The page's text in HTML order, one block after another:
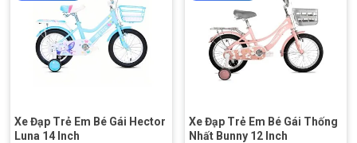
Xe Đạp Trẻ Em Bé Gái Hector
Luna 14 Inch
Xe Đạp Trẻ Em Bé Gái Thống
Nhất Bunny 12 Inch